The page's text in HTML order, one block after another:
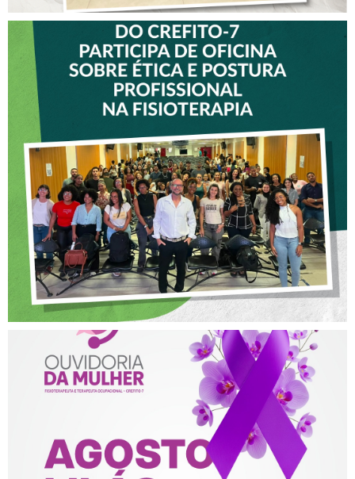
VICE-PRESIDENTE DO
CREFITO-7 PARTICIPA DE
OFICINA SOBRE ÉTICA E
POSTURA PROFISSIONAL
NA FISIOTERAPIA
AGOSTO LILÁS – ACOLHER,
PROTEGER E COMBATER A
VIOLÊNCIA CONTRA A